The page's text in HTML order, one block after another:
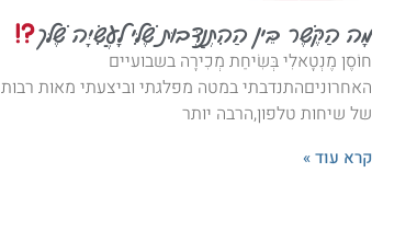
מָה הַקֶּשֶׁר בֵּין הַהִתְנַדְּבוּת שֶׁלִּי לָעֲשִׂיָּה שֶׁלּך
חוֹסֶן מֶנְטָאלִי בְּשִׂיחַת מְכִירָה בשבועיים
האחרוניםהתנדבתי במטה מפלגתי וביצעתי מאות רבות
של שיחות טלפון,הרבה יותר
קרא עוד »